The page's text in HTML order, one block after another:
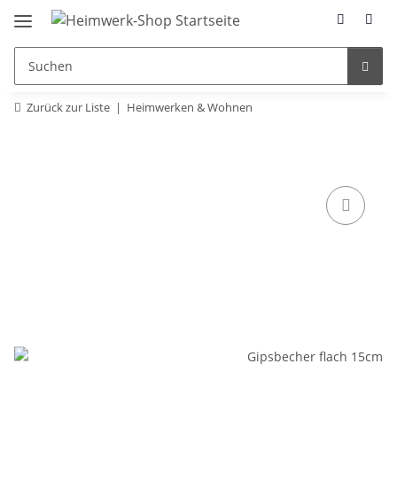
Zurück zur Liste Heimwerken & Wohnen